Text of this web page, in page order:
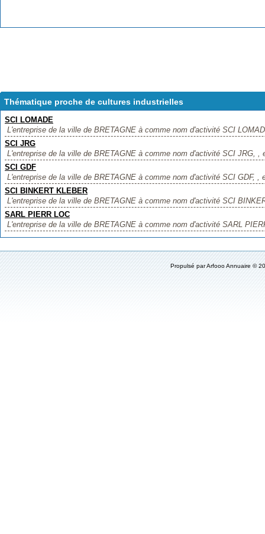
Thématique proche de cultures industrielles
SCI LOMADE
L'entreprise de la ville de BRETAGNE à comme nom d'activité SCI
SCI JRG
L'entreprise de la ville de BRETAGNE à comme nom d'activité SCI JRG, ,
SCI GDF
L'entreprise de la ville de BRETAGNE à comme nom d'activité SCI GDF, ,
SCI BINKERT KLEBER
L'entreprise de la ville de BRETAGNE à comme nom d'activité SCI
SARL PIERR LOC
L'entreprise de la ville de BRETAGNE à comme nom d'activité SARL
Propulsé parArfooo Annuaire ©